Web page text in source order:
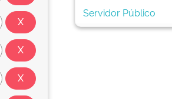
Servidor Público